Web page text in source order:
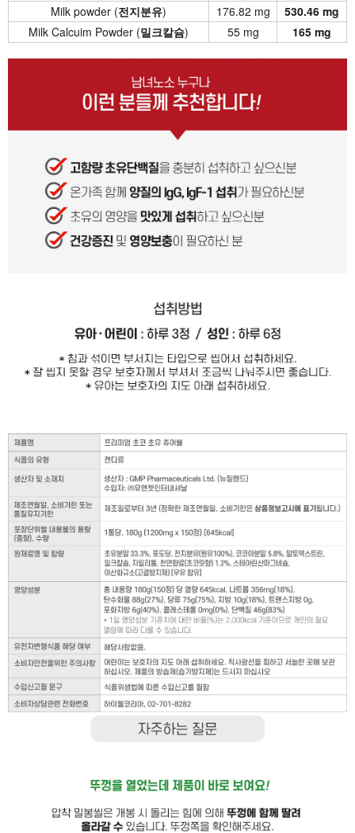
Milk powder (전지분유) 176.82 mg
530.46 mg
Milk Calcuim Powder (밀크칼슘) 55 mg 165 mg